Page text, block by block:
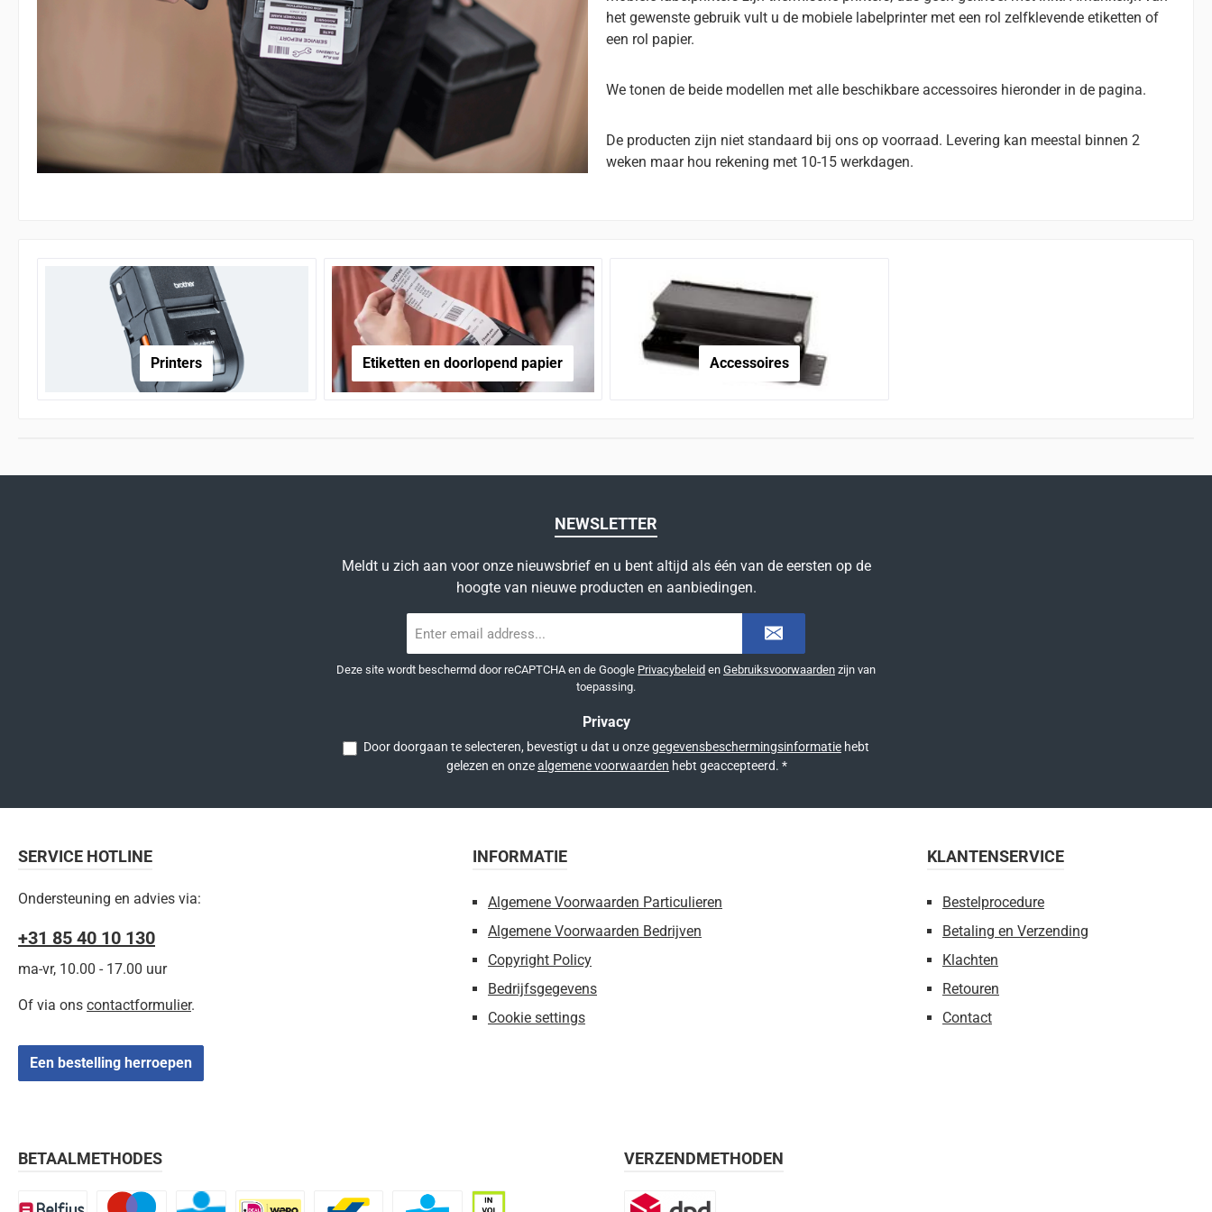
het gewenste gebruik vult u de mobiele labelprinter met een rol zelfklevende etiketten of
een rol papier.
We tonen de beide modellen met alle beschikbare accessoires hieronder in de pagina.
De producten zijn niet standaard bij ons op voorraad. Levering kan meestal binnen 2
weken maar hou rekening met 10-15 werkdagen.
Printers Etiketten en doorlopend papier Accessoires
NEWSLETTER
Meldt u zich aan voor onze nieuwsbrief en u bent altijd als één van de eersten op de
hoogte van nieuwe producten en aanbiedingen.
mailadres
Deze site wordt beschermd door reCAPTCHA en de Google Privacybeleid en Gebruiksvoorwaarden zijn van
toepassing.
Privacy
Door doorgaan te selecteren, bevestigt u dat u onzegegevensbeschermingsinformatie hebt
gelezen en onzealgemene voorwaarden hebt geaccepteerd. *
SERVICE HOTLINE
Ondersteuning en advies via:
+31 85 40 10 130
ma-vr, 10.00 - 17.00 uur
Of via ons contactformulier.
Een bestelling herroepen
INFORMATIE
Algemene Voorwaarden Particulieren
Algemene Voorwaarden Bedrijven
Copyright Policy
Bedrijfsgegevens
Cookie settings
KLANTENSERVICE
Bestelprocedure
Betaling en Verzending
Klachten
Retouren
Contact
BETAALMETHODES VERZENDMETHODEN